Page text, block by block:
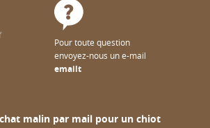
Pour toute question
envoyez-nous un e-mail
emailt
malin par mail pour un chiot